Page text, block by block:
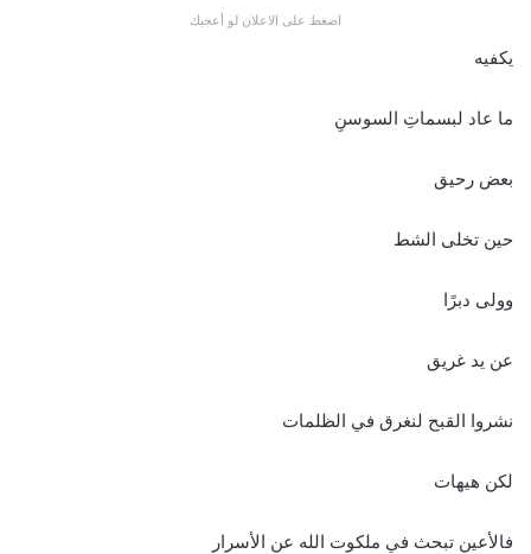
اضغط على الاعلان لو أعجبك
يكفيه
ما عاد لبسماتِ السوسنِ
بعض رحيق
حين تخلى الشط
وولى دبرًا
عن يد غريق
نشروا القبح لنغرق في الظلمات
لكن هيهات
فالأعين تبحث في ملكوت الله عن الأسرار